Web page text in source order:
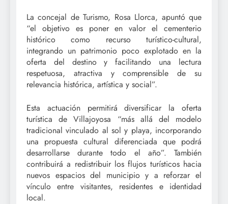
La concejal de Turismo, Rosa Llorca, apuntó que
“el objetivo es poner en valor el cementerio
histórico como recurso turístico-cultural,
integrando un patrimonio poco explotado en la
oferta del destino y facilitando una lectura
respetuosa, atractiva y comprensible de su
relevancia histórica, artística y social”.
Esta actuación permitirá diversificar la oferta
turística de Villajoyosa “más allá del modelo
tradicional vinculado al sol y playa, incorporando
una propuesta cultural diferenciada que podrá
desarrollarse durante todo el año”. También
contribuirá a redistribuir los flujos turísticos hacia
nuevos espacios del municipio y a reforzar el
vínculo entre visitantes, residentes e identidad
local.